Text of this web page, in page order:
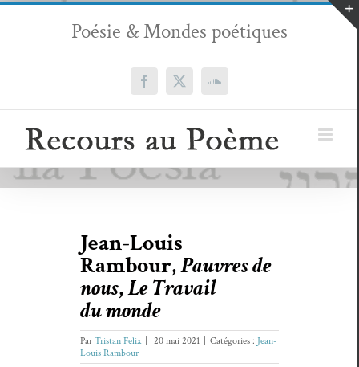
Passer
contenu
Poésie & Mondes poétiques
Facebook
X SoundCloud
Jean-Louis
Rambour,Pauvres de
nous,Le Travail
du monde
ParTristan Felix 20 mai 2021 Catégories : Jean-
Louis Rambour